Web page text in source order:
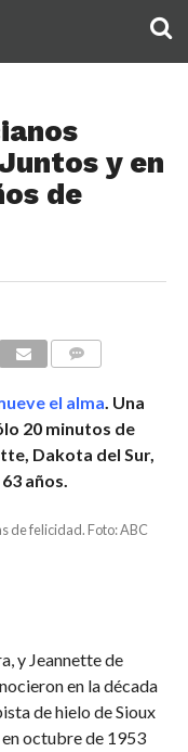
y en
de
el alma. Una
20 minutos de
Dakota del Sur,
años.
y Jeannette de
en la década
de hielo de Sioux
en octubre de 1953